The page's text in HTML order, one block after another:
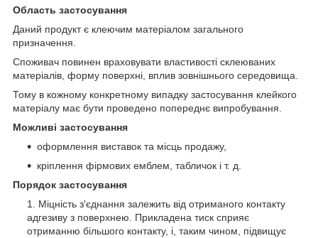
Область застосування
Даний продукт є клеючим матеріалом загального
призначення.
Споживач повинен враховувати властивості склеюваних
матеріалів, форму поверхні, вплив зовнішнього середовища.
Тому в кожному конкретному випадку застосування клейкого
матеріалу має бути проведено попереднє випробування.
Можливі застосування
оформлення виставок та місць продажу,
кріплення фірмових емблем, табличок і т. д.
Порядок застосування
Міцність з'єднання залежить від отриманого контакту
адгезиву з поверхнею. Прикладена тиск сприяє
отриманню більшого контакту, і, таким чином, підвищує